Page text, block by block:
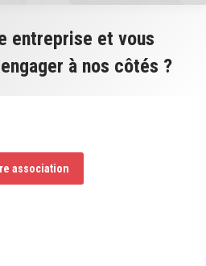
entreprise et vous
à nos côtés ?
association